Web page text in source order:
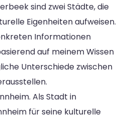
sind zwei Städte, die
Eigenheiten aufweisen.
Informationen
auf meinem Wissen
Unterschiede zwischen
Als Stadt in
für seine kulturelle